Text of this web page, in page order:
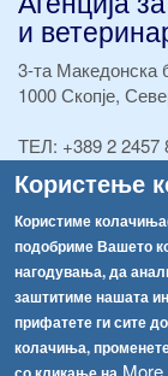
Користење
Користиме
подобриме Вашето
нагодувања, да
заштитиме нашата
прифатете ги сите
колачиња,
More
и
3-та Македонска
1000 Скопје,
ТЕЛ: +389 2 2457
ТЕЛ:
Факс:+389 2
Факс:+389 2
info@fva.gov.mk
[АХВ-претходна
Република Бугарија ги засили официјалните контроли при увоз на свежо овошје и зеленчук